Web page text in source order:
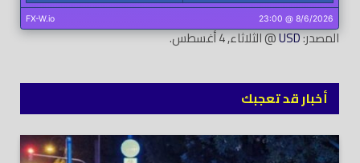
المصدر:USD@ الثلاثاء, 4 أغسطس.
أخبار قد تعجبك